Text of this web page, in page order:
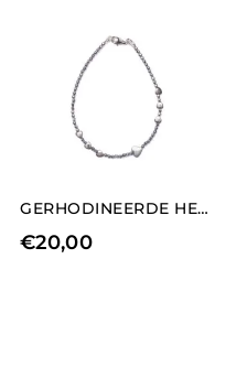
GERHODINEERDE HEMATIET ARMBAND MET HART ELEMENTEN
€20,00